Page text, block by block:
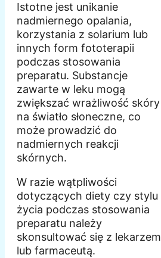
Istotne jest unikanie
nadmiernego opalania,
korzystania z solarium lub
innych form fototerapii
podczas stosowania
preparatu. Substancje
zawarte w leku mogą
zwiększać wrażliwość skóry
na światło słoneczne, co
może prowadzić do
nadmiernych reakcji
skórnych.
W razie wątpliwości
dotyczących diety czy stylu
życia podczas stosowania
preparatu należy
skonsultować się z lekarzem
lub farmaceutą.